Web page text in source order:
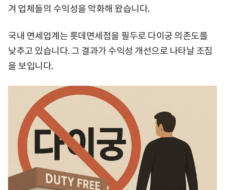
겨 업체들의 수익성을 악화해 왔습니다.
국내 면세업계는 롯데면세점을 필두로 다이궁 의존도를
낮추고 있습니다. 그 결과가 수익성 개선으로 나타날 조짐
을 보입니다.